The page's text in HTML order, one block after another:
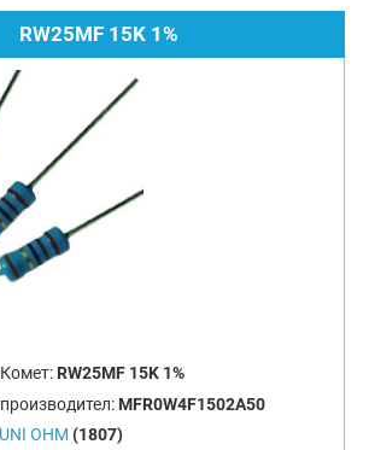
RW25MF 15K 1%
RW25MF 15K 1%
MFR0W4F1502A50
UNI OHM (1807)